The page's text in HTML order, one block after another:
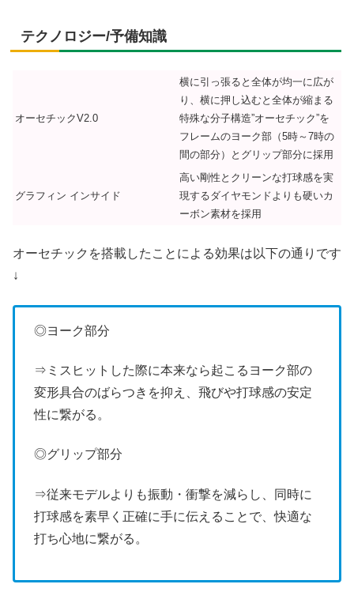
テクノロジー/予備知識
オーセチックV2.0
横に引っ張ると全体が均一に広が
り、横に押し込むと全体が縮まる
特殊な分子構造”オーセチック”を
フレームのヨーク部（5時～7時の
間の部分）とグリップ部分に採用
グラフィン インサイド
高い剛性とクリーンな打球感を実
現するダイヤモンドよりも硬いカ
ーボン素材を採用
オーセチックを搭載したことによる効果は以下の通りです
↓
◎ヨーク部分
⇒ミスヒットした際に本来なら起こるヨーク部の
変形具合のばらつきを抑え、飛びや打球感の安定
性に繋がる。
◎グリップ部分
⇒従来モデルよりも振動・衝撃を減らし、同時に
打球感を素早く正確に手に伝えることで、快適な
打ち心地に繋がる。